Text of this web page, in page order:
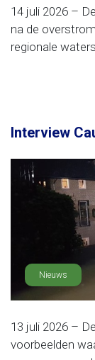
14 juli 2026 –
na de
regionale
Interview
Nieuws
13 juli 2026 –
voorbeelden